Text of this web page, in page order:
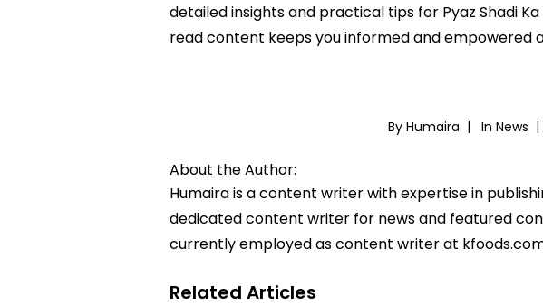
detailed insights and practical tips for Pyaz Shadi
read content keeps you informed and empowered
By Humaira | In News |
About the Author:
Humaira is a content writer with expertise in
dedicated content writer for news and featured
currently employed as content writer at
Related Articles